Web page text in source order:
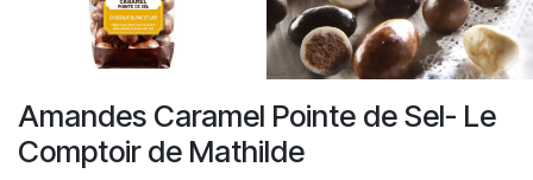
Amandes Caramel Pointe de Sel- Le
Comptoir de Mathilde